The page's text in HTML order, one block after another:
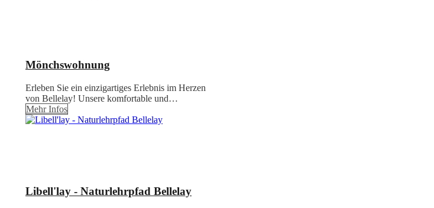
Mönchswohnung
Erleben Sie ein einzigartiges Erlebnis im Herzen
von Bellelay! Unsere komfortable und…
Mehr Infos
Libell'lay - Naturlehrpfad Bellelay